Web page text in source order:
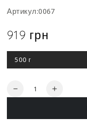
Артикул:0067
Ціна
919 грн
500 г
Цей
варіант
Кількість
Зменшити